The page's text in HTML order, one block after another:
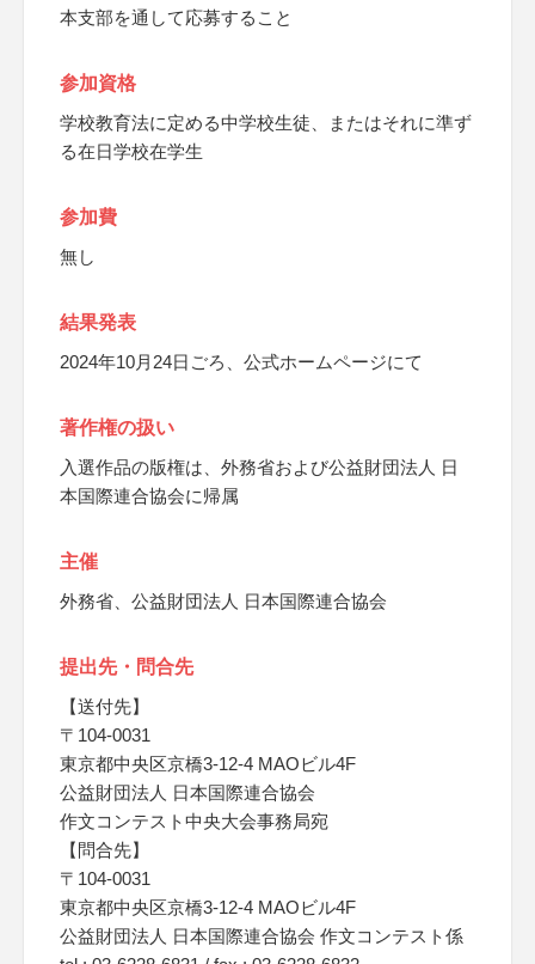
本支部を通して応募すること
参加資格
学校教育法に定める中学校生徒、またはそれに準ず
る在日学校在学生
参加費
無し
結果発表
2024年10月24日ごろ、公式ホームページにて
著作権の扱い
入選作品の版権は、外務省および公益財団法人 日
本国際連合協会に帰属
主催
外務省、公益財団法人 日本国際連合協会
提出先・問合先
【送付先】
〒104-0031
東京都中央区京橋3-12-4 MAOビル4F
公益財団法人 日本国際連合協会
作文コンテスト中央大会事務局宛
【問合先】
〒104-0031
東京都中央区京橋3-12-4 MAOビル4F
公益財団法人 日本国際連合協会 作文コンテスト係